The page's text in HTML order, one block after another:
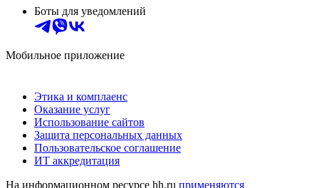
Боты для уведомлений
Мобильное приложение
Этика и комплаенс
Оказание услуг
Использование сайтов
Защита персональных данных
Пользовательское соглашение
ИТ аккредитация
На информационном ресурсе hh.ru применяются